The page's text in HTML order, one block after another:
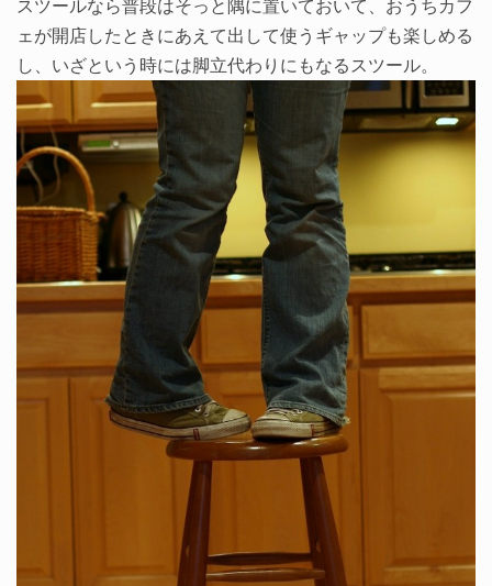
スツールなら普段はそっと隅に置いておいて、おうちカフ
ェが開店したときにあえて出して使うギャップも楽しめる
し、いざという時には脚立代わりにもなるスツール。